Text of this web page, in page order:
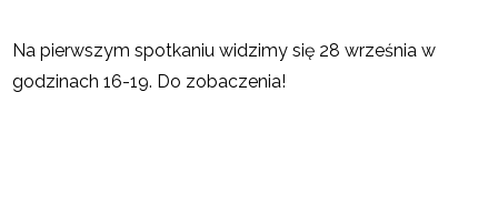
Na pierwszym spotkaniu widzimy się 28 września w
godzinach 16-19. Do zobaczenia!